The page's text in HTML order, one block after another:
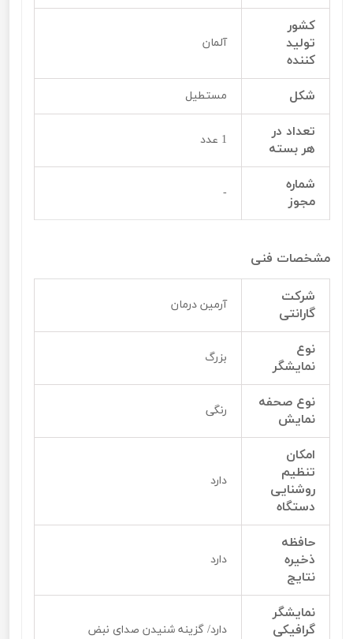
کشور
تولید
کننده
آلمان
شکل مستطیل
تعداد در
هر بسته
1 عدد
شماره
مجوز
-
مشخصات فنی
شرکت
گارانتی
آرمین درمان
نوع
نمایشگر
بزرگ
نوع صحفه
نمایش
رنگی
امکان
تنظیم
روشنایی
دستگاه
دارد
حافظه
ذخیره
نتایج
دارد
نمایشگر
گرافیکی
دارد/ گزینه شنیدن صدای نبض